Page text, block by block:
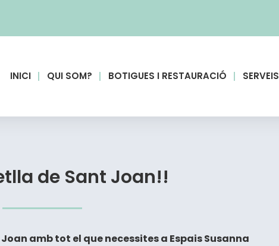
INICI QUI SOM? BOTIGUES I RESTAURACIÓ SERVEIS
de Sant Joan!!
amb tot el que necessites a Espais Susanna